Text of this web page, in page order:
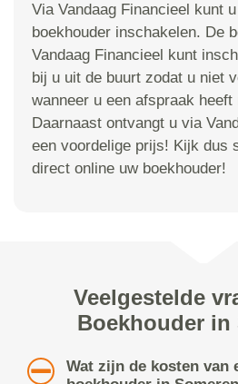
Via Vandaag Financieel kunt
boekhouder inschakelen. De
Vandaag Financieel kunt
bij u uit de buurt zodat u niet
wanneer u een afspraak heeft
Daarnaast ontvangt u via
een voordelige prijs! Kijk dus
direct online uw boekhouder!
Veelgestelde
Boekhouder in
Wat zijn de kosten van